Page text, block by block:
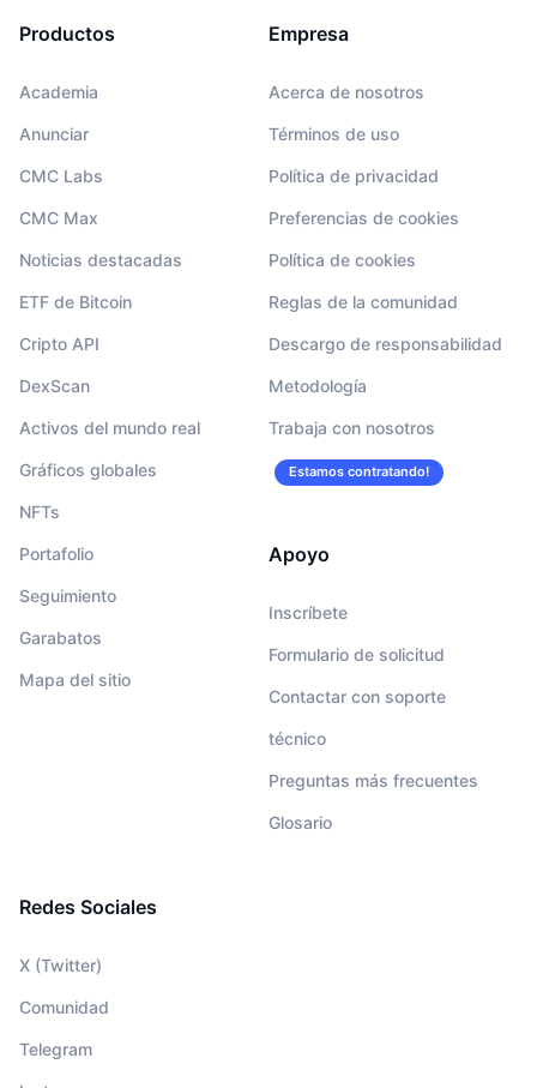
Productos
Academia
Anunciar
CMC Labs
CMC Max
Noticias destacadas
ETF de Bitcoin
Cripto API
DexScan
Activos del mundo real
Gráficos globales
NFTs
Portafolio
Seguimiento
Garabatos
Mapa del sitio
Empresa
Acerca de nosotros
Términos de uso
Política de privacidad
Preferencias de cookies
Política de cookies
Reglas de la comunidad
Descargo de responsabilidad
Metodología
Trabaja con nosotros
Estamos contratando!
Apoyo
Inscríbete
Formulario de solicitud
Contactar con soporte
técnico
Preguntas más frecuentes
Glosario
Redes Sociales
X (Twitter)
Comunidad
Telegram